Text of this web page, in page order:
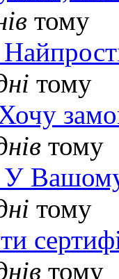
тому
тому
тому
Вашому
тому
тому